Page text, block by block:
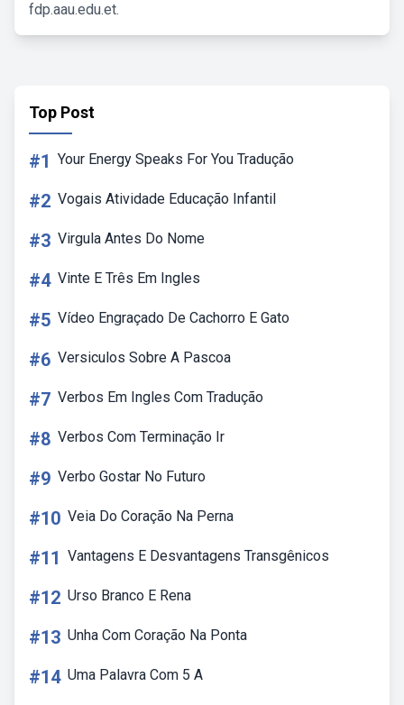
fdp.aau.edu.et.
Top Post
#1 Your Energy Speaks For You Tradução
#2 Vogais Atividade Educação Infantil
#3 Virgula Antes Do Nome
#4 Vinte E Três Em Ingles
#5 Vídeo Engraçado De Cachorro E Gato
#6 Versiculos Sobre A Pascoa
#7 Verbos Em Ingles Com Tradução
#8 Verbos Com Terminação Ir
#9 Verbo Gostar No Futuro
#10 Veia Do Coração Na Perna
#11 Vantagens E Desvantagens Transgênicos
#12 Urso Branco E Rena
#13 Unha Com Coração Na Ponta
#14 Uma Palavra Com 5 A